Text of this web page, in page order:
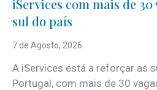
iServices com mais de 30
sul do país
7 de Agosto, 2026
A iServices está a reforçar as
Portugal, com mais de 30